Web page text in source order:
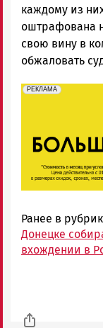
каждому из
оштрафована
свою вину в
обжаловать
erid: 2SDnjeFymr3
РЕКЛАМА
Реклама
Ранее в
Донецке
вхождении в